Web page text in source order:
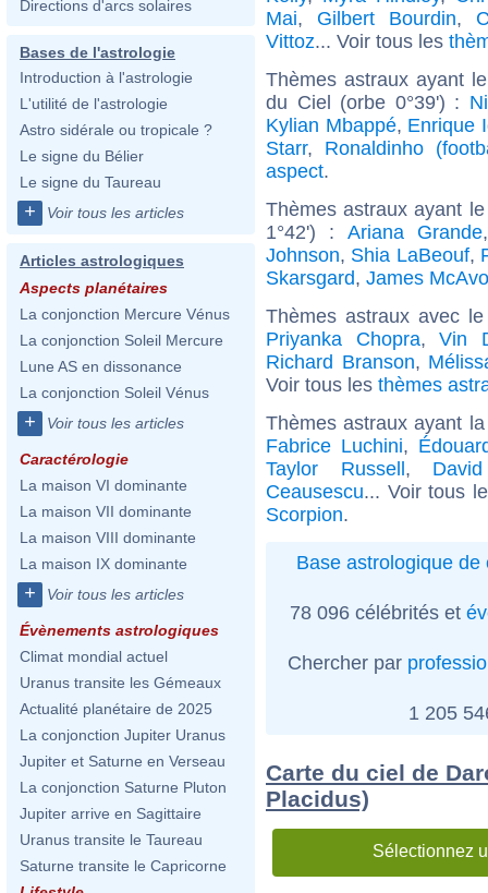
Directions d'arcs solaires
Bases de l'astrologie
Introduction à l'astrologie
L'utilité de l'astrologie
Astro sidérale ou tropicale ?
Le signe du Bélier
Le signe du Taureau
+ Voir tous les articles
Articles astrologiques
Aspects planétaires
La conjonction Mercure Vénus
La conjonction Soleil Mercure
Lune AS en dissonance
La conjonction Soleil Vénus
+ Voir tous les articles
Caractérologie
La maison VI dominante
La maison VII dominante
La maison VIII dominante
La maison IX dominante
+ Voir tous les articles
Évènements astrologiques
Climat mondial actuel
Uranus transite les Gémeaux
Actualité planétaire de 2025
La conjonction Jupiter Uranus
Jupiter et Saturne en Verseau
La conjonction Saturne Pluton
Jupiter arrive en Sagittaire
Uranus transite le Taureau
Saturne transite le Capricorne
Mai, Gilbert Bourdin,
Vittoz... Voir tous les
Thèmes astraux ayant
du Ciel (orbe 0°39') :
Kylian Mbappé, Enrique
Starr, Ronaldinho
aspect.
Thèmes astraux ayant
1°42') : Ariana Grande
Johnson, Shia LaBeouf,
Skarsgard, James
Thèmes astraux avec
Priyanka Chopra,Vin
Richard Branson,
Voir tous les thèmes
Thèmes astraux ayant
Fabrice Luchini,
Taylor Russell,
Ceausescu... Voir tous
Scorpion.
Base astrologique de
78 096 célébrités et
Chercher par
1 205
Carte du ciel de
Placidus)
Sélectionnez